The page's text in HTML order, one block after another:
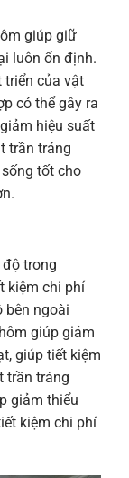
giúp giữ
luôn ổn định.
triển của vật
có thể gây ra
hiệu suất
trần tráng
tốt cho
trong
kiệm chi phí
bên ngoài
giúp giảm
giúp tiết kiệm
trần tráng
giảm thiểu
kiệm chi phí